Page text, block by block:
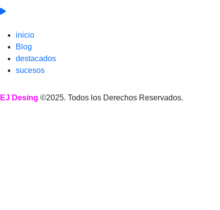
inicio
Blog
destacados
sucesos
EJ Desing ©2025. Todos los Derechos Reservados.